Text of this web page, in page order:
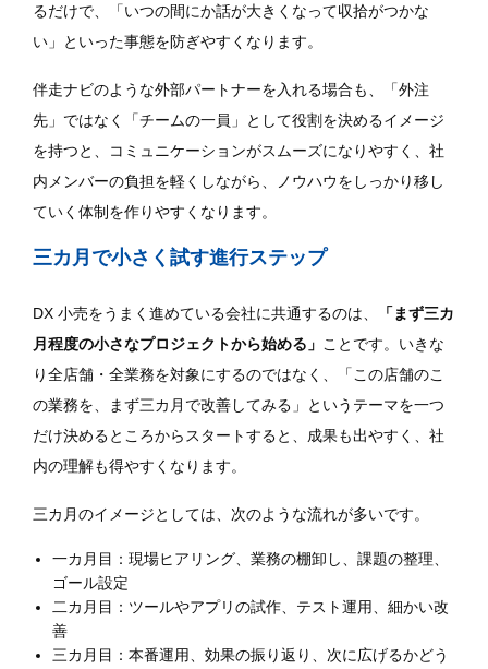
るだけで、「いつの間にか話が大きくなって収拾がつかな
い」といった事態を防ぎやすくなります。
伴走ナビのような外部パートナーを入れる場合も、「外注
先」ではなく「チームの一員」として役割を決めるイメージ
を持つと、コミュニケーションがスムーズになりやすく、社
内メンバーの負担を軽くしながら、ノウハウをしっかり移し
ていく体制を作りやすくなります。
三カ月で小さく試す進行ステップ
DX 小売をうまく進めている会社に共通するのは、
「まず三カ
月程度の小さなプロジェクトから始める」 ことです。いきな
り全店舗・全業務を対象にするのではなく、「この店舗のこ
の業務を、まず三カ月で改善してみる」というテーマを一つ
だけ決めるところからスタートすると、成果も出やすく、社
内の理解も得やすくなります。
三カ月のイメージとしては、次のような流れが多いです。
一カ月目：現場ヒアリング、業務の棚卸し、課題の整理、
ゴール設定
二カ月目：ツールやアプリの試作、テスト運用、細かい改
善
三カ月目：本番運用、効果の振り返り、次に広げるかどう